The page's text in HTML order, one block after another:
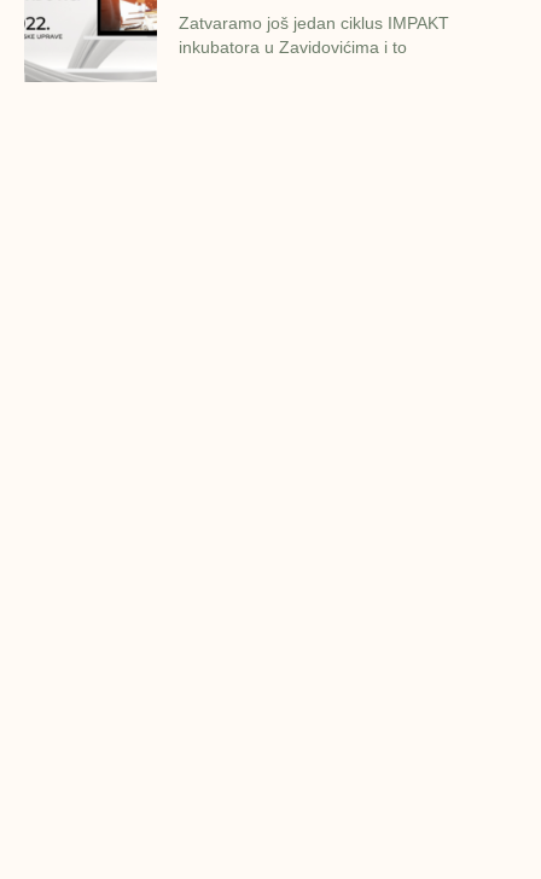
Zatvaramo još jedan ciklus IMPAKT
inkubatora u Zavidovićima i to